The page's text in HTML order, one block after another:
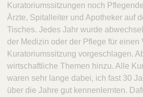
Kuratoriumssitzungen noch
Ärzte, Spitalleiter und Apotheker auf
Tisches. Jedes Jahr wurde
der Medizin oder der Pflege für einen
Kuratoriumssitzung vorgeschlagen.
wirtschaftliche Themen hinzu. Alle
waren sehr lange dabei, ich fast 30
über die Jahre gut kennenlernten.